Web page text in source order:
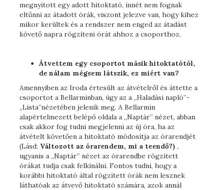
megnyitott egy adott hitoktató, innét nem fognak
eltűnni az átadott órák, viszont jelezve van, hogy kihez
mikor kerültek és a rendszer nem enged az átadást
követő napra rögzíteni órát ahhoz a csoporthoz.
Átvettem egy csoportot másik hitoktatótól,
de nálam mégsem látszik, ez miért van?
Amennyiben az Iroda értesült az átvételről és áttette a
csoportot a Bellarminban, úgy az a „Haladási napló”-
„Lista”nézetében jelenik meg. A Bellarmin
alapértelmezett belépő oldala a „Naptár” nézet, abban
csak akkor fog tudni megjelenni az új óra, ha az
átvételt követően a hitoktató módosítja az órarendjét
(Lásd: Változott az órarendem, mi a teendő?) ,
ugyanis a „Naptár” nézet az órarendbe rögzített
órákat tudja csak felkínálni. Fontos tudni, hogy a
korábbi hitoktató által rögzített órák nem lesznek
láthatóak az átvevő hitoktató számára, azok annál